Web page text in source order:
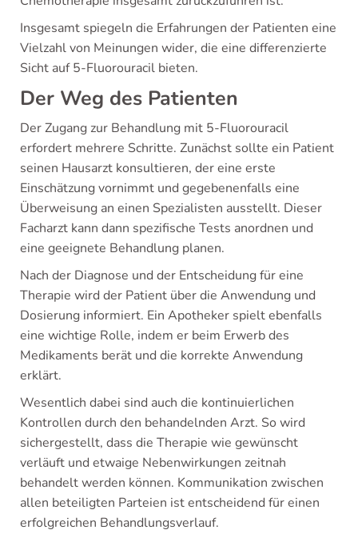
Insgesamt spiegeln die Erfahrungen der Patienten eine
Vielzahl von Meinungen wider, die eine differenzierte
Sicht auf 5-Fluorouracil bieten.
Der Weg des Patienten
Der Zugang zur Behandlung mit 5-Fluorouracil
erfordert mehrere Schritte. Zunächst sollte ein Patient
seinen Hausarzt konsultieren, der eine erste
Einschätzung vornimmt und gegebenenfalls eine
Überweisung an einen Spezialisten ausstellt. Dieser
Facharzt kann dann spezifische Tests anordnen und
eine geeignete Behandlung planen.
Nach der Diagnose und der Entscheidung für eine
Therapie wird der Patient über die Anwendung und
Dosierung informiert. Ein Apotheker spielt ebenfalls
eine wichtige Rolle, indem er beim Erwerb des
Medikaments berät und die korrekte Anwendung
erklärt.
Wesentlich dabei sind auch die kontinuierlichen
Kontrollen durch den behandelnden Arzt. So wird
sichergestellt, dass die Therapie wie gewünscht
verläuft und etwaige Nebenwirkungen zeitnah
behandelt werden können. Kommunikation zwischen
allen beteiligten Parteien ist entscheidend für einen
erfolgreichen Behandlungsverlauf.